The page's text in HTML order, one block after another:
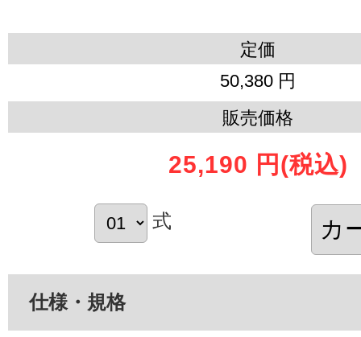
定価
50,380 円
販売価格
25,190 円 (税込)
式
仕様・規格